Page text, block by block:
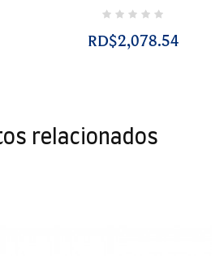
RD$2,078.54
relacionados